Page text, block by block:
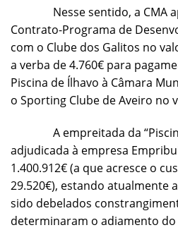
Nesse sentido, a CMA
Contrato-Programa de
com o Clube dos Galitos no
a verba de 4.760€ para
Piscina de Ílhavo à Câmara
o Sporting Clube de Aveiro no
A empreitada da “Piscina
adjudicada à empresa
1.400.912€ (a que acresce o
29.520€), estando atualmente
sido debelados
determinaram o adiamento